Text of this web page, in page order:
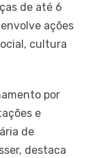
de até 6
ações
cultura
por
e
de
destaca